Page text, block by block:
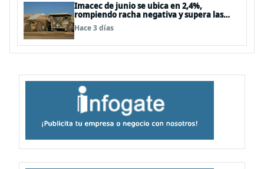
Imacec de junio se ubica en 2,4%,
rompiendo racha negativa y supera las
expectativas
Hace 3 días